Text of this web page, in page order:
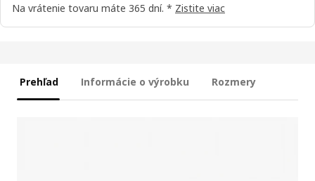
Na vrátenie tovaru máte 365 dní. * Zistite viac
Prehľad Informácie o výrobku Rozmery